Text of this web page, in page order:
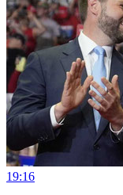
19:16